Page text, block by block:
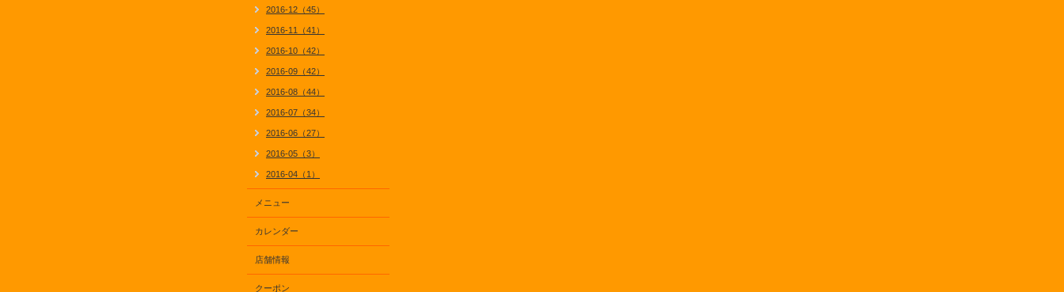
2016-12（45）
2016-11（41）
2016-10（42）
2016-09（42）
2016-08（44）
2016-07（34）
2016-06（27）
2016-05（3）
2016-04（1）
メニュー
カレンダー
店舗情報
クーポン